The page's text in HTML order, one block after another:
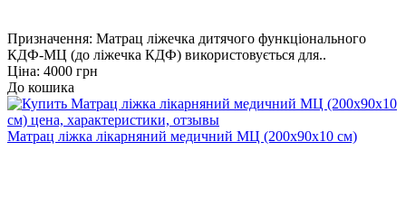
Призначення: Матрац ліжечка дитячого функціонального
КДФ-МЦ (до ліжечка КДФ) використовується для..
Ціна: 4000 грн
До кошика
Матрац ліжка лікарняний медичний МЦ (200х90х10 см)